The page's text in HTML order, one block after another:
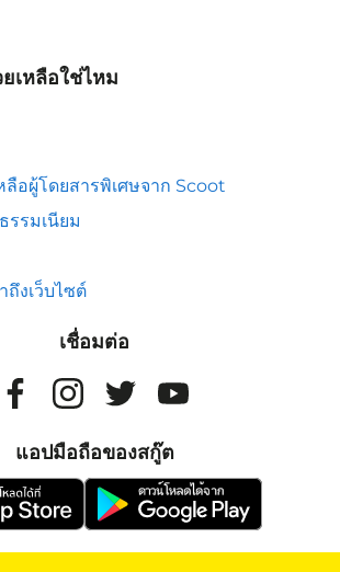
เหลือใช่ไหม
ลือผู้โดยสารพิเศษจาก Scoot
รรมเนียม
ถึงเว็บไซต์
เชื่อมต่อ
แอปมือถือของสกู๊ต